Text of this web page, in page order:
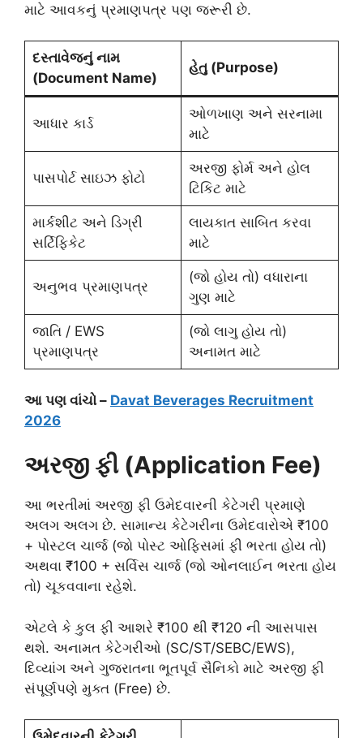
માટે આવકનું પ્રમાણપત્ર પણ જરૂરી છે.
દસ્તાવેજનું નામ
(Document Name)
હેતુ (Purpose)
આધાર કાર્ડ
ઓળખાણ અને સરનામા
માટે
પાસપોર્ટ સાઇઝ ફોટો
અરજી ફોર્મ અને હોલ
ટિકિટ માટે
માર્કશીટ અને ડિગ્રી
સર્ટિફિકેટ
લાયકાત સાબિત કરવા
માટે
અનુભવ પ્રમાણપત્ર
(જો હોય તો) વધારાના
ગુણ માટે
જાતિ / EWS
પ્રમાણપત્ર
(જો લાગુ હોય તો)
અનામત માટે
આ પણ વાંચો – Davat Beverages Recruitment
2026
અરજી ફી (Application Fee)
આ ભરતીમાં અરજી ફી ઉમેદવારની કેટેગરી પ્રમાણે
અલગ અલગ છે. સામાન્ય કેટેગરીના ઉમેદવારોએ ₹100
+ પોસ્ટલ ચાર્જ (જો પોસ્ટ ઓફિસમાં ફી ભરતા હોય તો)
અથવા ₹100 + સર્વિસ ચાર્જ (જો ઓનલાઈન ભરતા હોય
તો) ચૂકવવાના રહેશે.
એટલે કે કુલ ફી આશરે ₹100 થી ₹120 ની આસપાસ
થશે. અનામત કેટેગરીઓ (SC/ST/SEBC/EWS),
દિવ્યાંગ અને ગુજરાતના ભૂતપૂર્વ સૈનિકો માટે અરજી ફી
સંપૂર્ણપણે મુક્ત (Free) છે.